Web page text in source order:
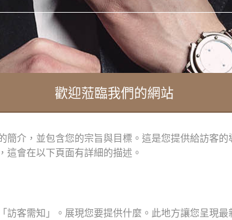
歡迎蒞臨我們的網站
簡介，並包含您的宗旨與目標。這是您提供給訪客
這會在以下頁面有詳細的描述。
訪客需知」。展現您要提供什麼。此地方讓您呈現